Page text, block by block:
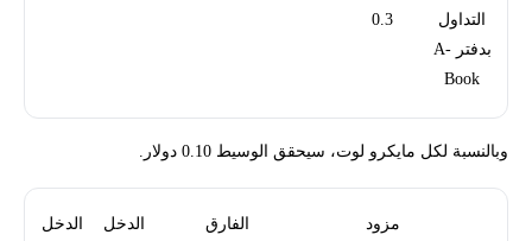
التداول
بدفتر A-
Book
0.3
وبالنسبة لكل مايكرو لوت، سيحقق الوسيط 0.10 دولار.
مزود
الفارق
الدخل
الدخل